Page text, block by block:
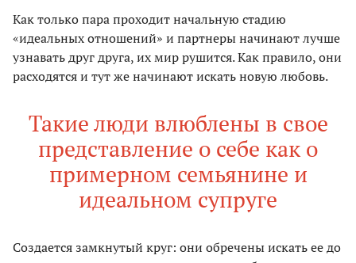
Как только пара проходит начальную стадию
«идеальных отношений» и партнеры начинают лучше
узнавать друг друга, их мир рушится. Как правило, они
расходятся и тут же начинают искать новую любовь.
Такие люди влюблены в свое
представление о себе как о
примерном семьянине и
идеальном супруге
Создается замкнутый круг: они обречены искать ее до